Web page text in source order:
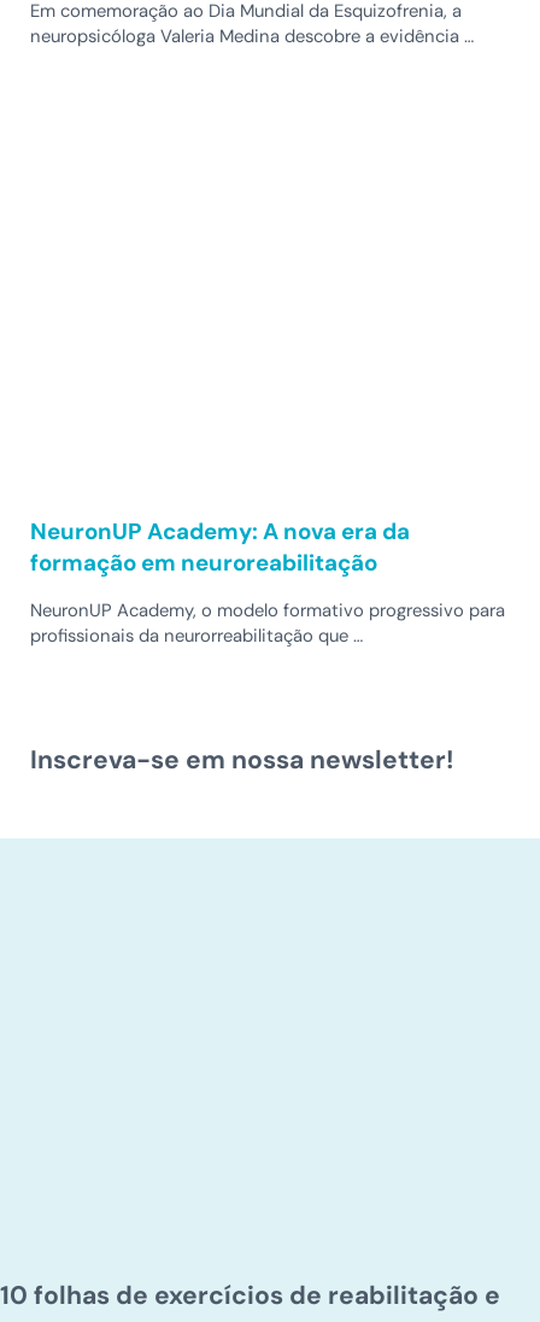
Em comemoração ao Dia Mundial da Esquizofrenia, a
neuropsicóloga Valeria Medina descobre a evidência …
NeuronUP Academy: A nova era da
formação em neuroreabilitação
NeuronUP Academy, o modelo formativo progressivo para
profissionais da neurorreabilitação que …
Inscreva-se em nossa newsletter!
10 folhas de exercícios de reabilitação e